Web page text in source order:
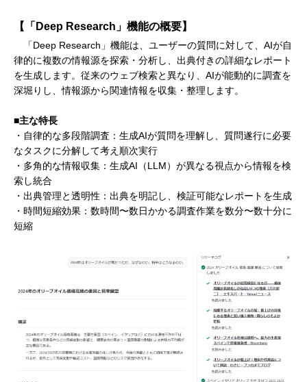
【「Deep Research」機能の概要】
「Deep Research」機能は、ユーザーの質問に対して、AIが自
律的に複数の情報源を探索・分析し、出典付きの詳細なレポート
を生成します。従来のウェブ検索と異なり、AIが能動的に調査を
深堀りし、情報源から関連情報を収集・整理します。
■主な特長
・自律的な多段階調査：生成AIが質問を理解し、質問遂行に必要
なタスクに分解して考え順次実行
・多角的な情報収集：生成AI（LLM）が異なる視点から情報を検
索し統合
・出典管理と透明性：出典を明記し、検証可能なレポートを生成
・時間短縮効果：数時間〜数日かかる調査作業を数分〜数十分に
短縮